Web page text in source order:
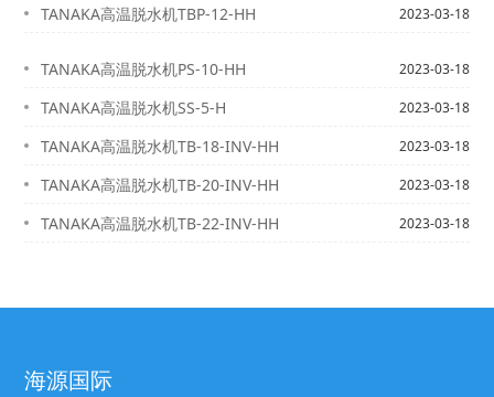
TANAKA高温脱水机TBP-12-HH 2023-03-18
TANAKA高温脱水机PS-10-HH 2023-03-18
TANAKA高温脱水机SS-5-H 2023-03-18
TANAKA高温脱水机TB-18-INV-HH 2023-03-18
TANAKA高温脱水机TB-20-INV-HH 2023-03-18
TANAKA高温脱水机TB-22-INV-HH 2023-03-18
海源国际